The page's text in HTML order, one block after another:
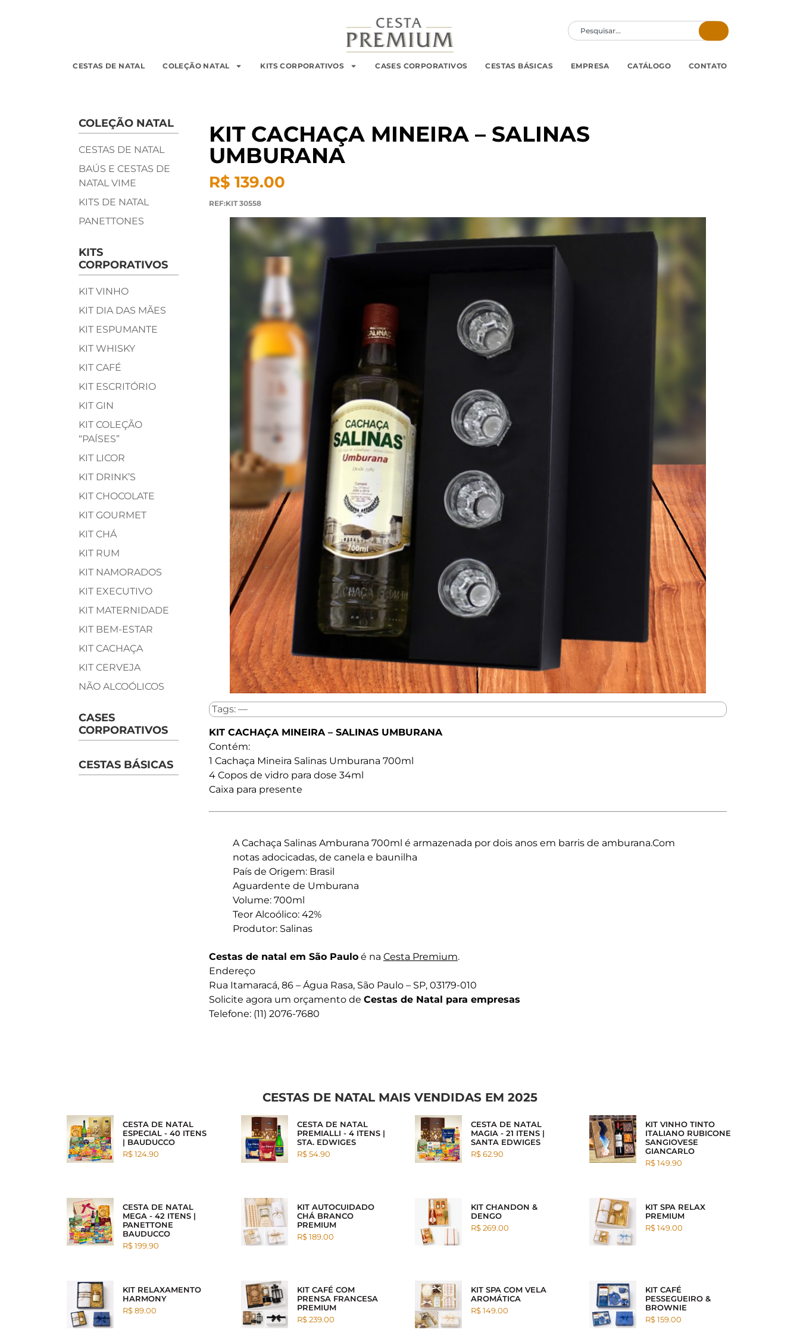
CESTAS DE NATAL COLEÇÃO NATAL KITS CORPORATIVOS CASES CORPORATIVOS CESTAS BÁSICAS EMPRESA CATÁLOGO CONTATO
COLEÇÃO NATAL
CESTAS DE NATAL
BAÚS E CESTAS DE
NATAL VIME
KITS DE NATAL
PANETTONES
KITS
CORPORATIVOS
KIT VINHO
KIT DIA DAS MÃES
KIT ESPUMANTE
KIT WHISKY
KIT CAFÉ
KIT ESCRITÓRIO
KIT GIN
KIT COLEÇÃO
“PAÍSES”
KIT LICOR
KIT DRINK’S
KIT CHOCOLATE
KIT GOURMET
KIT CHÁ
KIT RUM
KIT NAMORADOS
KIT EXECUTIVO
KIT MATERNIDADE
KIT BEM-ESTAR
KIT CACHAÇA
KIT CERVEJA
NÃO ALCOÓLICOS
CASES
CORPORATIVOS
CESTAS BÁSICAS
KIT CACHAÇA MINEIRA – SALINAS
UMBURANA
R$ 139.00
REF:KIT 30558
Tags: —
KIT CACHAÇA MINEIRA – SALINAS UMBURANA
Contém:
1 Cachaça Mineira Salinas Umburana 700ml
4 Copos de vidro para dose 34ml
Caixa para presente
A Cachaça Salinas Amburana 700ml é armazenada por dois anos em barris de amburana.Com
notas adocicadas, de canela e baunilha
País de Origem: Brasil
Aguardente de Umburana
Volume: 700ml
Teor Alcoólico: 42%
Produtor: Salinas
Cestas de natal em São Paulo é na Cesta Premium.
Endereço
Rua Itamaracá, 86 – Água Rasa, São Paulo – SP, 03179-010
Solicite agora um orçamento de Cestas de Natal para empresas
Telefone: (11) 2076-7680
CESTAS DE NATAL MAIS VENDIDAS EM 2025
CESTA DE NATAL
ESPECIAL - 40 ITENS
| BAUDUCCO
R$ 124.90
CESTA DE NATAL
PREMIALLI - 4 ITENS |
STA. EDWIGES
R$ 54.90
CESTA DE NATAL
MAGIA - 21 ITENS |
SANTA EDWIGES
R$ 62.90
KIT VINHO TINTO
ITALIANO RUBICONE
SANGIOVESE
GIANCARLO
R$ 149.90
CESTA DE NATAL
MEGA - 42 ITENS |
PANETTONE
BAUDUCCO
R$ 199.90
KIT AUTOCUIDADO
CHÁ BRANCO
PREMIUM
R$ 189.00
KIT CHANDON &
DENGO
R$ 269.00
KIT SPA RELAX
PREMIUM
R$ 149.00
KIT RELAXAMENTO
HARMONY
R$ 89.00
KIT CAFÉ COM
PRENSA FRANCESA
PREMIUM
R$ 239.00
KIT SPA COM VELA
AROMÁTICA
R$ 149.00
KIT CAFÉ
PESSEGUEIRO &
BROWNIE
R$ 159.00